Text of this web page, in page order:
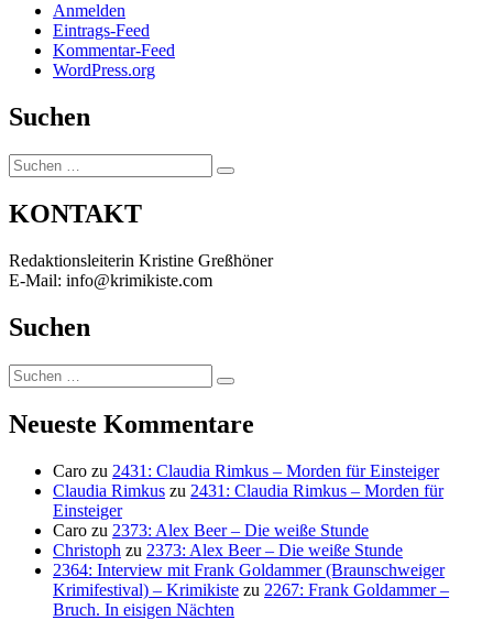
Anmelden
Eintrags-Feed
Kommentar-Feed
WordPress.org
Suchen
Suchen
nach:
Suchen
KONTAKT
Redaktionsleiterin Kristine Greßhöner
E-Mail: info@krimikiste.com
Suchen
Suchen
nach:
Suchen
Neueste Kommentare
Caro zu 2431: Claudia Rimkus – Morden für Einsteiger
Claudia Rimkus zu 2431: Claudia Rimkus – Morden für
Einsteiger
Caro zu 2373: Alex Beer – Die weiße Stunde
Christoph zu 2373: Alex Beer – Die weiße Stunde
2364: Interview mit Frank Goldammer (Braunschweiger
Krimifestival) – Krimikiste zu 2267: Frank Goldammer –
Bruch. In eisigen Nächten